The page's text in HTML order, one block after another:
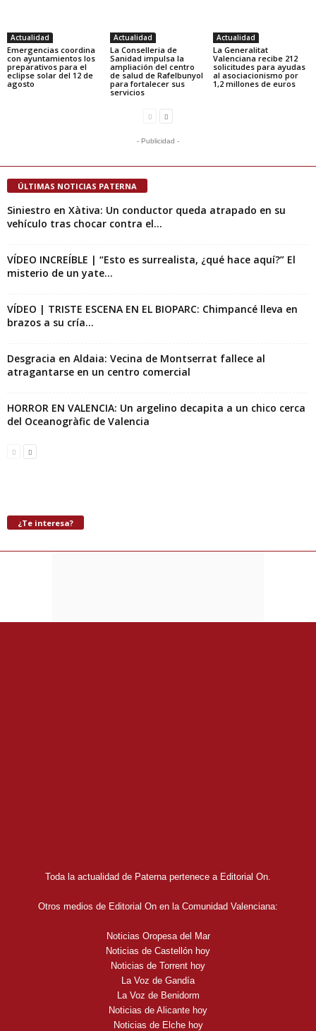
Actualidad
Emergencias coordina
con ayuntamientos los
preparativos para el
eclipse solar del 12 de
agosto
Actualidad
La Conselleria de
Sanidad impulsa la
ampliación del centro
de salud de Rafelbunyol
para fortalecer sus
servicios
Actualidad
La Generalitat
Valenciana recibe 212
solicitudes para ayudas
al asociacionismo por
1,2 millones de euros
- Publicidad -
ÚLTIMAS NOTICIAS PATERNA
Siniestro en Xàtiva: Un conductor queda atrapado en su
vehículo tras chocar contra el...
VÍDEO INCREÍBLE | “Esto es surrealista, ¿qué hace aquí?” El
misterio de un yate...
VÍDEO | TRISTE ESCENA EN EL BIOPARC: Chimpancé lleva en
brazos a su cría...
Desgracia en Aldaia: Vecina de Montserrat fallece al
atragantarse en un centro comercial
HORROR EN VALENCIA: Un argelino decapita a un chico cerca
del Oceanogràfic de Valencia
¿Te interesa?
Toda la actualidad de Paterna pertenece a Editorial On.
Otros medios de Editorial On en la Comunidad Valenciana:
Noticias Oropesa del Mar
Noticias de Castellón hoy
Noticias de Torrent hoy
La Voz de Gandía
La Voz de Benidorm
Noticias de Alicante hoy
Noticias de Elche hoy